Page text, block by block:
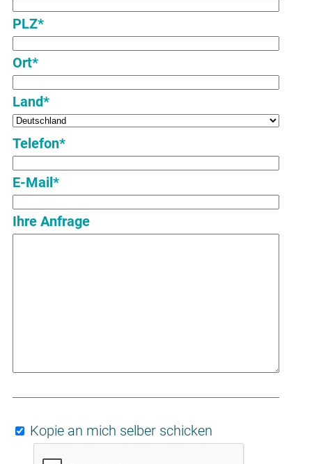
PLZ*
Ort*
Land*
Telefon*
E-Mail*
Ihre Anfrage
Kopie an mich selber schicken